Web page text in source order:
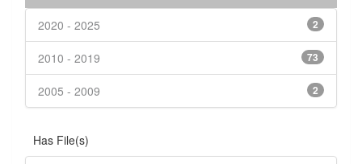
2
2020 - 2025
73
2010 - 2019
2
2005 - 2009
Has File(s)